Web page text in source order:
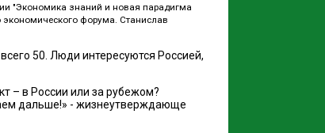
"Экономика знаний и новая парадигма
форума. Станислав
50. Люди интересуются Россией,
– в России или за рубежом?
дальше!» - жизнеутверждающе